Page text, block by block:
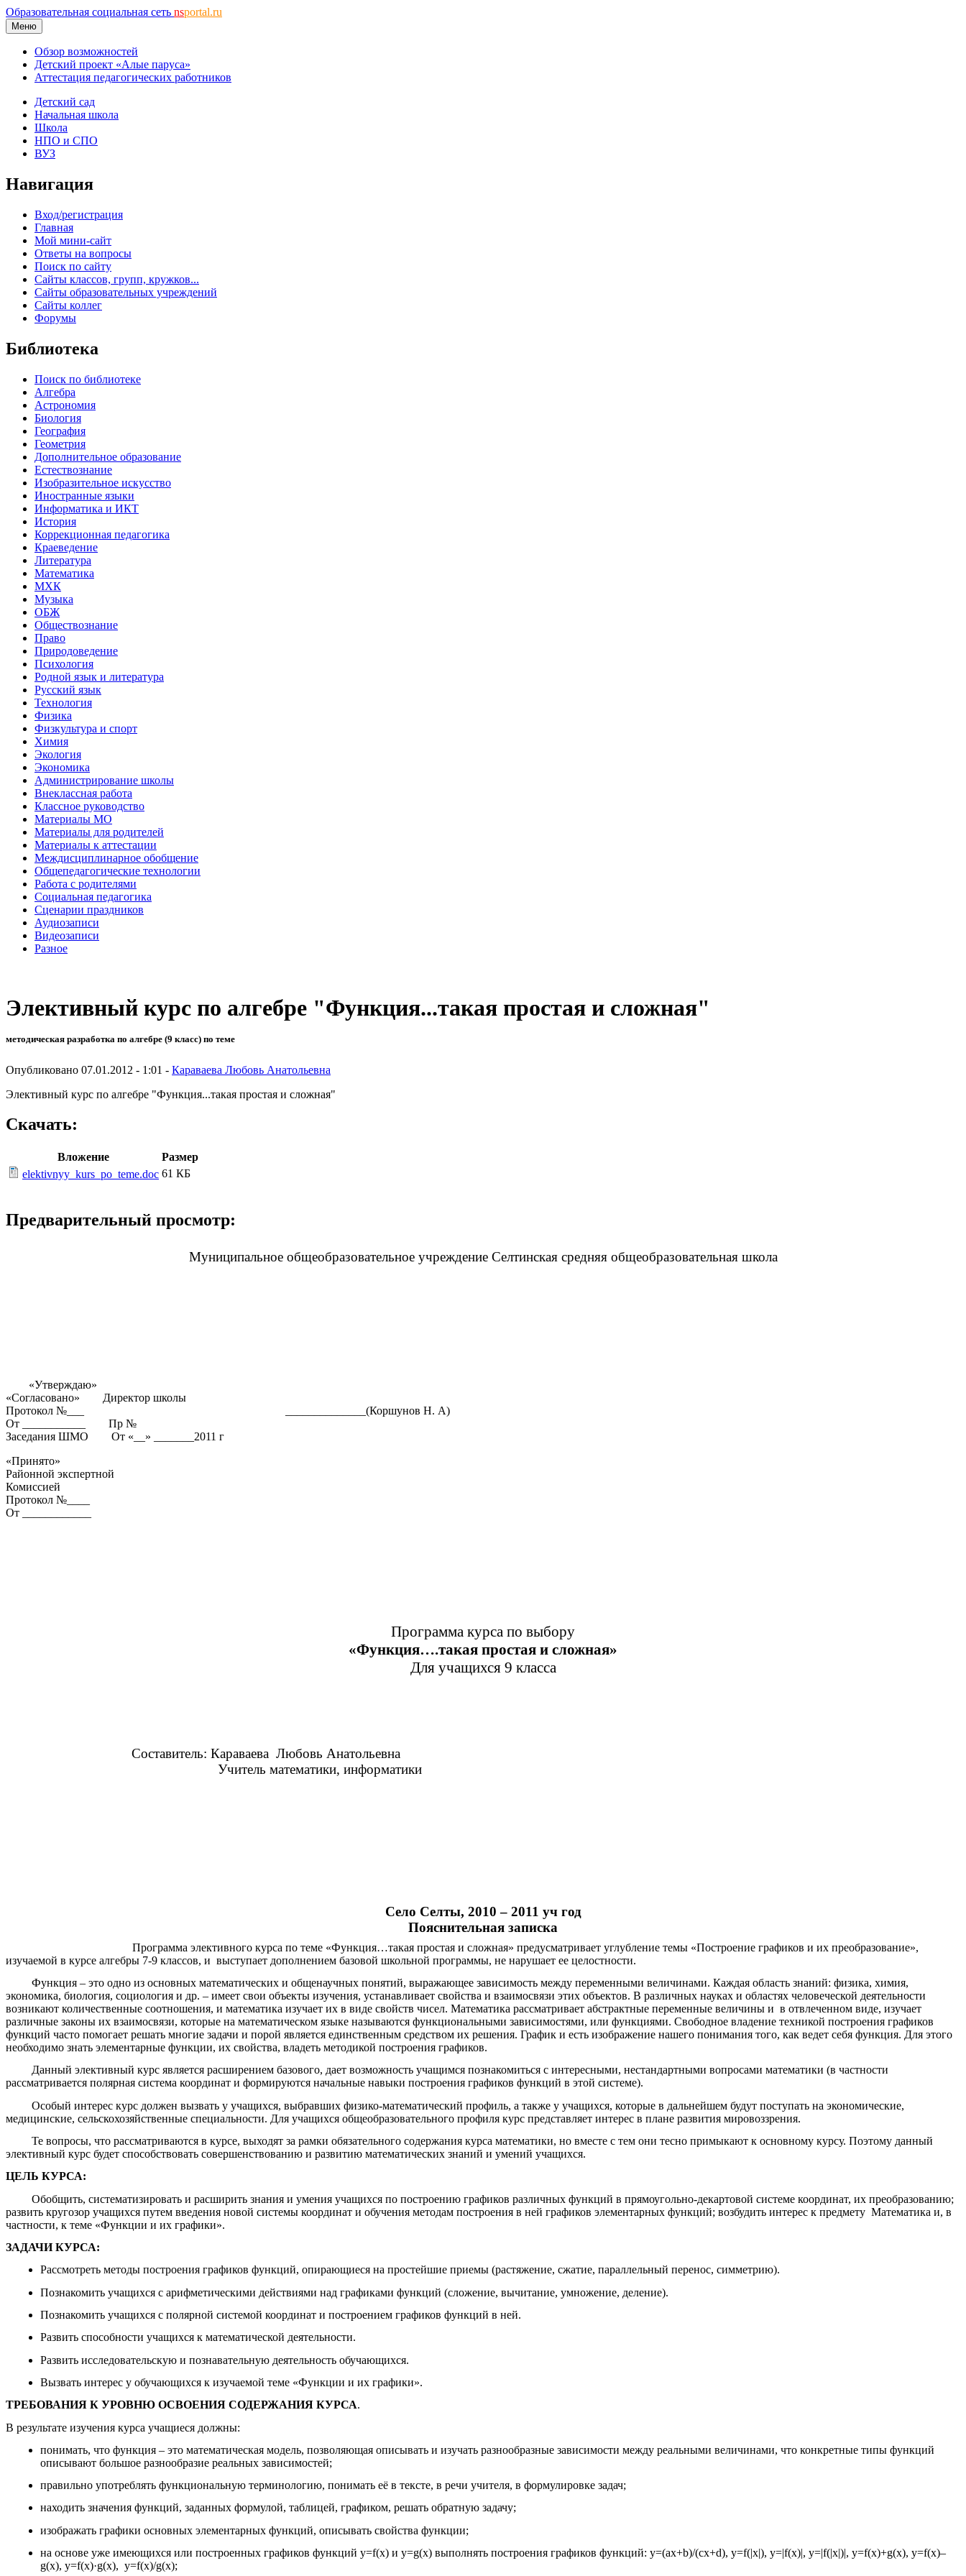
Образовательная социальная сеть nsportal.ru
Меню
Обзор возможностей
Детский проект «Алые паруса»
Аттестация педагогических работников
Детский сад
Начальная школа
Школа
НПО и СПО
ВУЗ
Навигация
Вход/регистрация
Главная
Мой мини-сайт
Ответы на вопросы
Поиск по сайту
Сайты классов, групп, кружков...
Сайты образовательных учреждений
Сайты коллег
Форумы
Библиотека
Поиск по библиотеке
Алгебра
Астрономия
Биология
География
Геометрия
Дополнительное образование
Естествознание
Изобразительное искусство
Иностранные языки
Информатика и ИКТ
История
Коррекционная педагогика
Краеведение
Литература
Математика
МХК
Музыка
ОБЖ
Обществознание
Право
Природоведение
Психология
Родной язык и литература
Русский язык
Технология
Физика
Физкультура и спорт
Химия
Экология
Экономика
Администрирование школы
Внеклассная работа
Классное руководство
Материалы МО
Материалы для родителей
Материалы к аттестации
Междисциплинарное обобщение
Общепедагогические технологии
Работа с родителями
Социальная педагогика
Сценарии праздников
Аудиозаписи
Видеозаписи
Разное
Элективный курс по алгебре "Функция...такая простая и сложная"
методическая разработка по алгебре (9 класс) по теме
Опубликовано 07.01.2012 - 1:01 - Караваева Любовь Анатольевна
Элективный курс по алгебре "Функция...такая простая и сложная"
Скачать:
Вложение
Размер
elektivnyy_kurs_po_teme.doc 61 КБ
Предварительный просмотр:
Муниципальное общеобразовательное учреждение Селтинская средняя общеобразовательная школа
«Утверждаю»
«Согласовано» Директор школы
Протокол №___ ______________(Коршунов Н. А)
От ___________ Пр №
Заседания ШМО От «__» _______2011 г
«Принято»
Районной экспертной
Комиссией
Протокол №____
От ____________
Программа курса по выбору
«Функция….такая простая и сложная»
Для учащихся 9 класса
Составитель: Караваева Любовь Анатольевна
Учитель математики, информатики
Село Селты, 2010 – 2011 уч год
Пояснительная записка
Программа элективного курса по теме «Функция…такая простая и сложная» предусматривает углубление темы «Построение графиков и их преобразование»,
изучаемой в курсе алгебры 7-9 классов, и выступает дополнением базовой школьной программы, не нарушает ее целостности.
Функция – это одно из основных математических и общенаучных понятий, выражающее зависимость между переменными величинами. Каждая область знаний: физика, химия,
экономика, биология, социология и др. – имеет свои объекты изучения, устанавливает свойства и взаимосвязи этих объектов. В различных науках и областях человеческой деятельности
возникают количественные соотношения, и математика изучает их в виде свойств чисел. Математика рассматривает абстрактные переменные величины и в отвлеченном виде, изучает
различные законы их взаимосвязи, которые на математическом языке называются функциональными зависимостями, или функциями. Свободное владение техникой построения графиков
функций часто помогает решать многие задачи и порой является единственным средством их решения. График и есть изображение нашего понимания того, как ведет себя функция. Для этого
необходимо знать элементарные функции, их свойства, владеть методикой построения графиков.
Данный элективный курс является расширением базового, дает возможность учащимся познакомиться с интересными, нестандартными вопросами математики (в частности
рассматривается полярная система координат и формируются начальные навыки построения графиков функций в этой системе).
Особый интерес курс должен вызвать у учащихся, выбравших физико-математический профиль, а также у учащихся, которые в дальнейшем будут поступать на экономические,
медицинские, сельскохозяйственные специальности. Для учащихся общеобразовательного профиля курс представляет интерес в плане развития мировоззрения.
Те вопросы, что рассматриваются в курсе, выходят за рамки обязательного содержания курса математики, но вместе с тем они тесно примыкают к основному курсу. Поэтому данный
элективный курс будет способствовать совершенствованию и развитию математических знаний и умений учащихся.
ЦЕЛЬ КУРСА:
Обобщить, систематизировать и расширить знания и умения учащихся по построению графиков различных функций в прямоугольно-декартовой системе координат, их преобразованию;
развить кругозор учащихся путем введения новой системы координат и обучения методам построения в ней графиков элементарных функций; возбудить интерес к предмету Математика и, в
частности, к теме «Функции и их графики».
ЗАДАЧИ КУРСА:
Рассмотреть методы построения графиков функций, опирающиеся на простейшие приемы (растяжение, сжатие, параллельный перенос, симметрию).
Познакомить учащихся с арифметическими действиями над графиками функций (сложение, вычитание, умножение, деление).
Познакомить учащихся с полярной системой координат и построением графиков функций в ней.
Развить способности учащихся к математической деятельности.
Развить исследовательскую и познавательную деятельность обучающихся.
Вызвать интерес у обучающихся к изучаемой теме «Функции и их графики».
ТРЕБОВАНИЯ К УРОВНЮ ОСВОЕНИЯ СОДЕРЖАНИЯ КУРСА.
В результате изучения курса учащиеся должны:
понимать, что функция – это математическая модель, позволяющая описывать и изучать разнообразные зависимости между реальными величинами, что конкретные типы функций
описывают большое разнообразие реальных зависимостей;
правильно употреблять функциональную терминологию, понимать её в тексте, в речи учителя, в формулировке задач;
находить значения функций, заданных формулой, таблицей, графиком, решать обратную задачу;
изображать графики основных элементарных функций, описывать свойства функции;
на основе уже имеющихся или построенных графиков функций y=f(x) и y=g(x) выполнять построения графиков функций: y=(аx+b)/(cx+d), y=f(|x|), y=|f(x)|, y=|f(|x|)|, y=f(x)+g(x), y=f(x)–
g(x), y=f(x)·g(x), y=f(x)/g(x);